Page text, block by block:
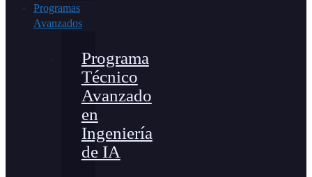
Programas
Avanzados
Programa
Técnico
Avanzado
en
Ingeniería
de IA